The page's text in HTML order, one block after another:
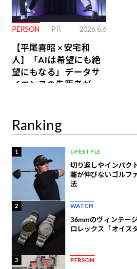
PERSON PR 2026.8.6
【平尾喜昭 × 安宅和
人】「AIは希望にも絶
望にもなる」データサ
イエンスの先駆者が語
Ranking
1 LIFESTYLE
切り返しやインパク
離が伸びないゴルフ
法
2 WATCH
36mmのヴィンテー
ロレックス「オイス
3 PERSON